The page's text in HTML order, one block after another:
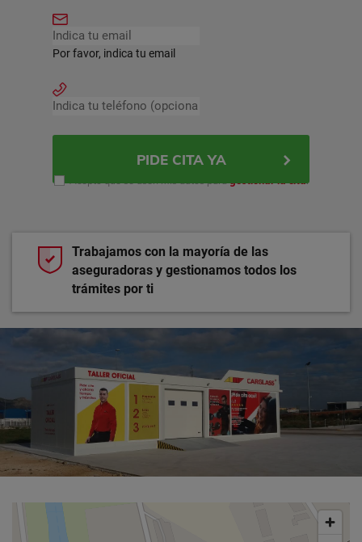
Por favor, indica tu email
PIDE CITA YA
Acepto que se usen mis datos paragestionar la cita.
Trabajamos con la mayoría de las
aseguradoras y gestionamos todos los
trámites por ti